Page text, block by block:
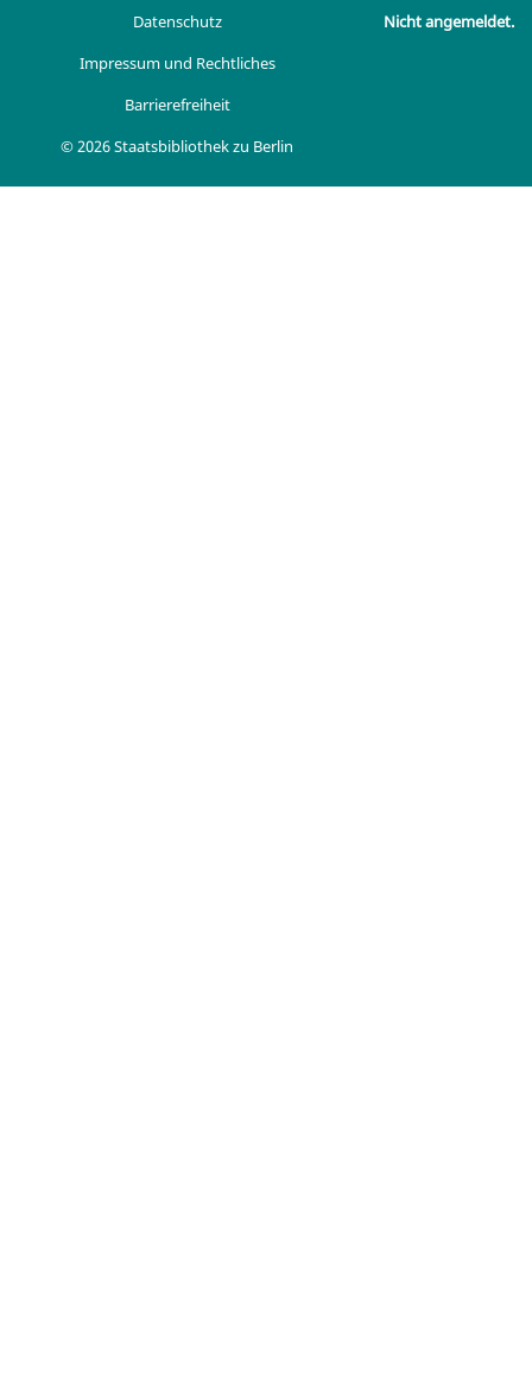
Datenschutz
Impressum und Rechtliches
Barrierefreiheit
© 2026 Staatsbibliothek zu Berlin
Nicht angemeldet.